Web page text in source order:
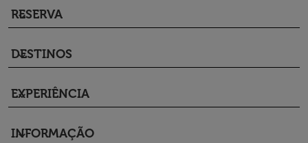
RESERVA
keyboard_arrow_down
DESTINOS
keyboard_arrow_down
EXPERIÊNCIA
keyboard_arrow_down
INFORMAÇÃO
keyboard_arrow_down